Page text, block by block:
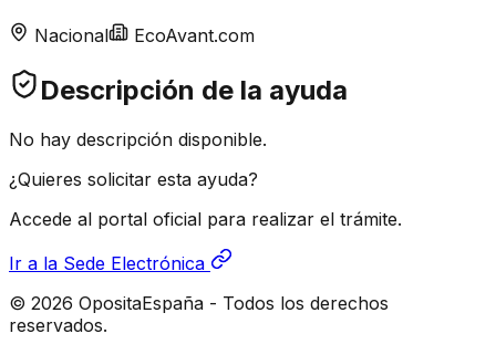
Nacional EcoAvant.com
Descripción de la ayuda
No hay descripción disponible.
¿Quieres solicitar esta ayuda?
Accede al portal oficial para realizar el trámite.
Ir a la Sede Electrónica
© 2026 OpositaEspaña - Todos los derechos
reservados.